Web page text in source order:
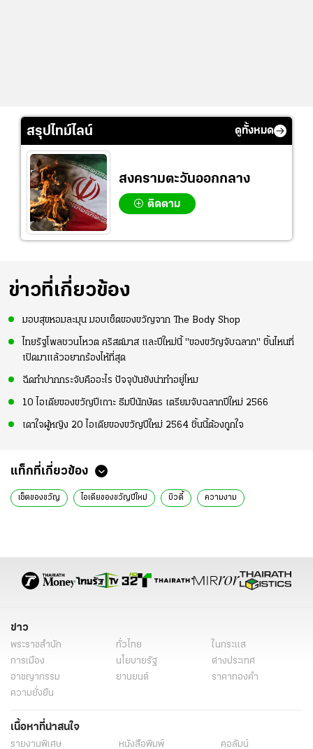
สรุปไทม์ไลน์ ดูทั้งหมด
สงครามตะวันออกกลาง
ติดตาม
ข่าวที่เกี่ยวข้อง
มอบสุขหอมละมุน มอบเช็ตของขวัญจาก The Body Shop
ไทยรัฐโพลชวนโหวต คริสต์มาส และปีใหม่นี้ "ของขวัญจับฉลาก" ชิ้นไหนที่
เปิดมาแล้วอยากร้องไห้ที่สุด
ฉีดทำปากกระจับคืออะไร ปัจจุบันยังน่าทำอยู่ไหม
10 ไอเดียของขวัญปีเถาะ ธีมปีนักษัตร เตรียมจับฉลากปีใหม่ 2566
เดาใจผู้หญิง 20 ไอเดียของขวัญปีใหม่ 2564 ชิ้นนี้ต้องถูกใจ
แท็กที่เกี่ยวข้อง
เซ็ตของขวัญ ไอเดียของขวัญปีใหม่ บิวตี้ ความงาม
ข่าว
พระราชสำนัก ทั่วไทย
ในกระแส
การเมือง
นโยบายรัฐ
ต่างประเทศ
อาชญากรรม
ยานยนต์
ราคาทองคำ
ความยั่งยืน
เนื้อหาที่น่าสนใจ
รายงานพิเศษ หนังสือพิมพ์
คอลัมน์